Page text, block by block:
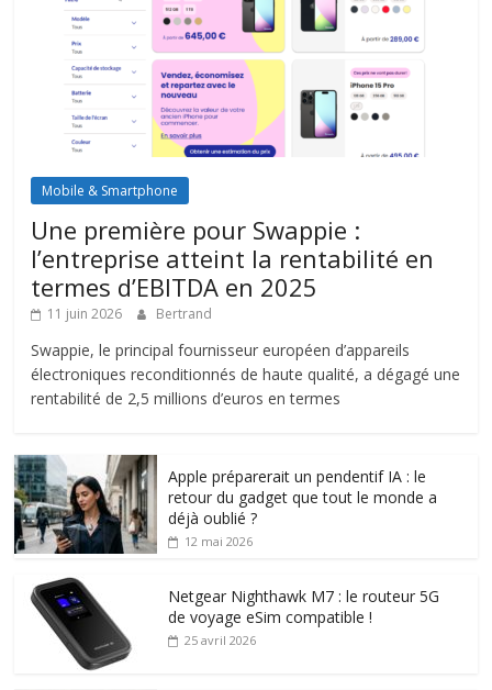
Mobile & Smartphone
Une première pour Swappie :
l’entreprise atteint la rentabilité en
termes d’EBITDA en 2025
11 juin 2026 Bertrand
Swappie, le principal fournisseur européen d’appareils
électroniques reconditionnés de haute qualité, a dégagé une
rentabilité de 2,5 millions d’euros en termes
Apple préparerait un pendentif IA : le
retour du gadget que tout le monde a
déjà oublié ?
12 mai 2026
Netgear Nighthawk M7 : le routeur 5G
de voyage eSim compatible !
25 avril 2026